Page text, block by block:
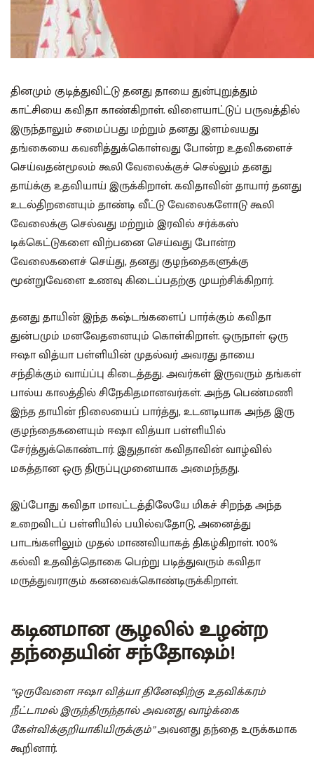
தினமும் குடித்துவிட்டு தனது தாயை துன்புறுத்தும்
காட்சியை கவிதா காண்கிறாள். விளையாட்டுப் பருவத்தில்
இருந்தாலும் சமைப்பது மற்றும் தனது இளம்வயது
தங்கையை கவனித்துக்கொள்வது போன்ற உதவிகளைச்
செய்வதன்மூலம் கூலி வேலைக்குச் செல்லும் தனது
தாய்க்கு உதவியாய் இருக்கிறாள். கவிதாவின் தாயார் தனது
உடல்திறனையும் தாண்டி வீட்டு வேலைகளோடு கூலி
வேலைக்கு செல்வது மற்றும் இரவில் சர்க்கஸ்
டிக்கெட்டுகளை விற்பனை செய்வது போன்ற
வேலைகளைச் செய்து, தனது குழந்தைகளுக்கு
மூன்றுவேளை உணவு கிடைப்பதற்கு முயற்சிக்கிறார்.
தனது தாயின் இந்த கஷ்டங்களைப் பார்க்கும் கவிதா
துன்பமும் மனவேதனையும் கொள்கிறாள். ஒருநாள் ஒரு
ஈஷா வித்யா பள்ளியின் முதல்வர் அவரது தாயை
சந்திக்கும் வாய்ப்பு கிடைத்தது. அவர்கள் இருவரும் தங்கள்
பால்ய காலத்தில் சிநேகிதமானவர்கள். அந்த பெண்மணி
இந்த தாயின் நிலையைப் பார்த்து, உடனடியாக அந்த இரு
குழந்தைகளையும் ஈஷா வித்யா பள்ளியில்
சேர்த்துக்கொண்டார். இதுதான் கவிதாவின் வாழ்வில்
மகத்தான ஒரு திருப்புமுனையாக அமைந்தது.
இப்போது கவிதா மாவட்டத்திலேயே மிகச் சிறந்த அந்த
உறைவிடப் பள்ளியில் பயில்வதோடு, அனைத்து
பாடங்களிலும் முதல் மாணவியாகத் திகழ்கிறாள். 100%
கல்வி உதவித்தொகை பெற்று படித்துவரும் கவிதா
மருத்துவராகும் கனவைக்கொண்டிருக்கிறாள்.
கடினமான சூழலில் உழன்ற
தந்தையின் சந்தோஷம்!
“ஒருவேளை ஈஷா வித்யா தினேஷிற்கு உதவிக்கரம்
நீட்டாமல் இருந்திருந்தால் அவனது வாழ்க்கை
கேள்விக்குறியாகியிருக்கும்”அவனது தந்தை உருக்கமாக
கூறினார்.